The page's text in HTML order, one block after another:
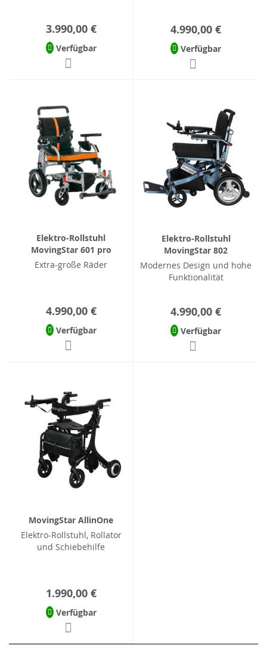
3.990,00 €
Verfügbar
4.990,00 €
Verfügbar
Elektro-Rollstuhl
MovingStar 601 pro
Extra-große Räder
4.990,00 €
Verfügbar
Elektro-Rollstuhl
MovingStar 802
Modernes Design und hohe
Funktionalität
4.990,00 €
Verfügbar
MovingStar AllinOne
Elektro-Rollstuhl, Rollator
und Schiebehilfe
1.990,00 €
Verfügbar